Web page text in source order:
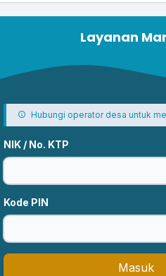
Layanan
Hubungi operator desa untuk
NIK / No. KTP
Kode PIN
Masuk